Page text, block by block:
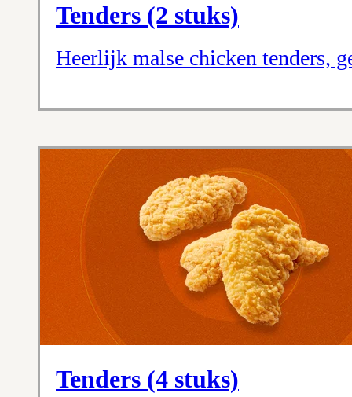
Tenders (2 stuks)
Heerlijk malse chicken tenders,
Tenders (4 stuks)